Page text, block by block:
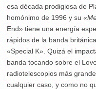
esa década prodigiosa de
homónimo de 1996 y su
End» tiene una energía
rápidos de la banda
«Special K». Quizá el
banda tocando sobre el
radiotelescopios más
cualquier caso, y como no